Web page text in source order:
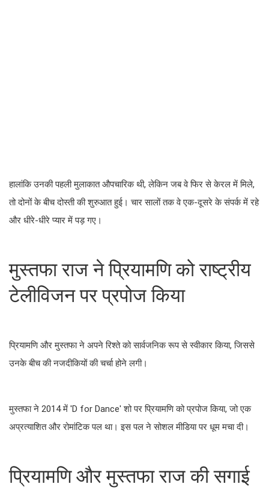
हालांकि उनकी पहली मुलाकात औपचारिक थी, लेकिन जब वे फिर से केरल में मिले,
तो दोनों के बीच दोस्ती की शुरुआत हुई। चार सालों तक वे एक-दूसरे के संपर्क में रहे
और धीरे-धीरे प्यार में पड़ गए।
मुस्तफा राज ने प्रियामणि को राष्ट्रीय
टेलीविजन पर प्रपोज किया
प्रियामणि और मुस्तफा ने अपने रिश्ते को सार्वजनिक रूप से स्वीकार किया, जिससे
उनके बीच की नजदीकियों की चर्चा होने लगी।
मुस्तफा ने 2014 में 'D for Dance' शो पर प्रियामणि को प्रपोज किया, जो एक
अप्रत्याशित और रोमांटिक पल था। इस पल ने सोशल मीडिया पर धूम मचा दी।
प्रियामणि और मुस्तफा राज की सगाई